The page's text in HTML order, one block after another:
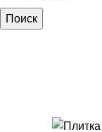
Поиск